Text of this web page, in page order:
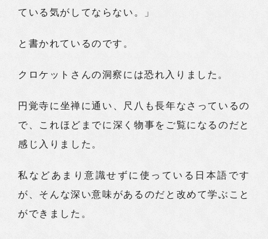
ている気がしてならない。」
と書かれているのです。
クロケットさんの洞察には恐れ入りました。
円覚寺に坐禅に通い、尺八も長年なさっているの
で、これほどまでに深く物事をご覧になるのだと
感じ入りました。
私などあまり意識せずに使っている日本語です
が、そんな深い意味があるのだと改めて学ぶこと
ができました。